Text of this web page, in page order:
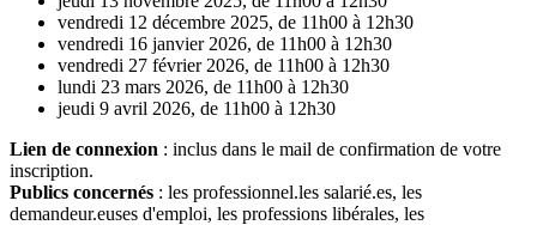
vendredi 12 décembre 2025, de 11h00 à 12h30
vendredi 16 janvier 2026, de 11h00 à 12h30
vendredi 27 février 2026, de 11h00 à 12h30
lundi 23 mars 2026, de 11h00 à 12h30
jeudi 9 avril 2026, de 11h00 à 12h30
Lien de connexion : inclus dans le mail de confirmation de votre
inscription.
Publics concernés : les professionnel.les salarié.es, les
demandeur.euses d'emploi, les professions libérales, les